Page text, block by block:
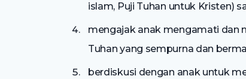
islam, Puji Tuhan untuk Kristen)
mengajak anak mengamati dan
Tuhan yang sempurna dan
berdiskusi dengan anak untuk